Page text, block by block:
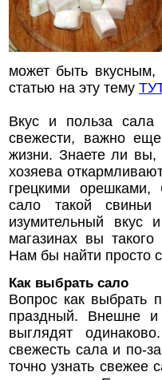
может быть
статью на эту тему
Вкус и польза сала
свежести, важно
жизни. Знаете ли вы,
хозяева
грецкими
сало такой свиньи
изумительный
магазинах вы
Нам бы найти просто
Как выбрать сало
Вопрос как выбрать
праздный. Внешне
выглядят
свежесть сала и по-
точно узнать свежее